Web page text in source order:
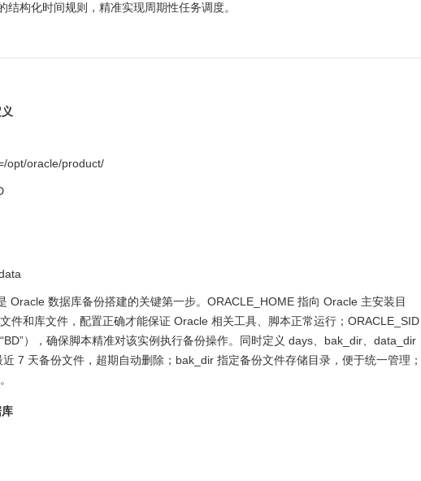
结构化时间规则，精准实现周期性任务调度。
opt/oracle/product/
Oracle 数据库备份搭建的关键第一步。ORACLE_HOME 指向 Oracle 主安装目
件和库文件，配置正确才能保证 Oracle 相关工具、脚本正常运行；ORACLE_SID
），确保脚本精准对该实例执行备份操作。同时定义 days、bak_dir、data_dir
7 天备份文件，超期自动删除；bak_dir 指定备份文件存储目录，便于统一管理；